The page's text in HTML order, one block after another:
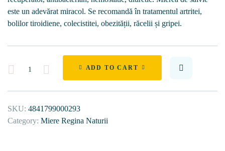
este un adevărat miracol. Se recomandă în tratamentul artritei,
bolilor tiroidiene, colecistitei, obezității, răcelii și gripei.
Quantity ADD TO CART
SKU: 4841799000293
Category: Miere Regina Naturii